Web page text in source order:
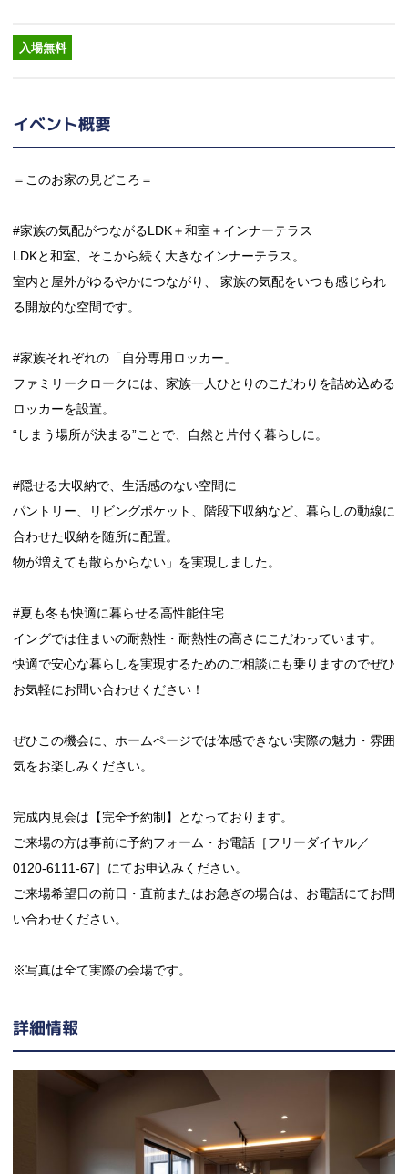
入場無料
イベント概要
＝このお家の見どころ＝
#家族の気配がつながるLDK＋和室＋インナーテラス
LDKと和室、そこから続く大きなインナーテラス。
室内と屋外がゆるやかにつながり、 家族の気配をいつも感じられ
る開放的な空間です。
#家族それぞれの「自分専用ロッカー」
ファミリークロークには、家族一人ひとりのこだわりを詰め込める
ロッカーを設置。
“しまう場所が決まる”ことで、自然と片付く暮らしに。
#隠せる大収納で、生活感のない空間に
パントリー、リビングポケット、階段下収納など、暮らしの動線に
合わせた収納を随所に配置。
物が増えても散らからない」を実現しました。
#夏も冬も快適に暮らせる高性能住宅
イングでは住まいの耐熱性・耐熱性の高さにこだわっています。
快適で安心な暮らしを実現するためのご相談にも乗りますのでぜひ
お気軽にお問い合わせください！
ぜひこの機会に、ホームページでは体感できない実際の魅力・雰囲
気をお楽しみください。
完成内見会は【完全予約制】となっております。
ご来場の方は事前に予約フォーム・お電話［フリーダイヤル／
0120-6111-67］にてお申込みください。
ご来場希望日の前日・直前またはお急ぎの場合は、お電話にてお問
い合わせください。
※写真は全て実際の会場です。
詳細情報